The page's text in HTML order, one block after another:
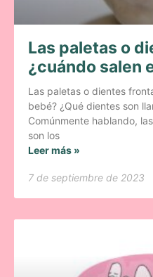
Las paletas o
¿cuándo salen
Las paletas o dientes
bebé? ¿Qué dientes son
Comúnmente hablando,
son los
Leer más »
7 de septiembre de 2023